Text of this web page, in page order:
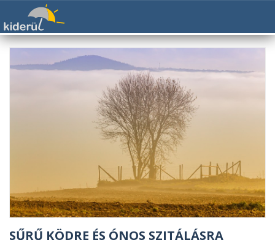
SŰRŰ KÖDRE ÉS ÓNOS SZITÁLÁSRA